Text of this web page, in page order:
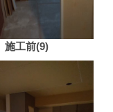
施工前(9)